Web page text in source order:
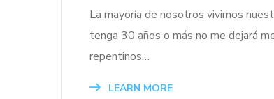
La mayoría de nosotros vivimos
tenga 30 años o más no me dejará
repentinos…
LEARN MORE